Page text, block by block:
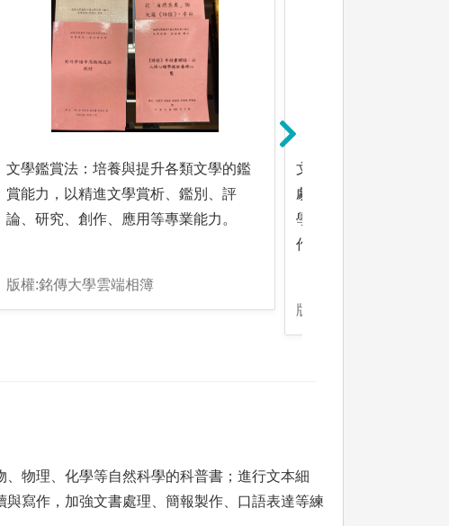
文學鑑賞法：培養與提升各類文學的鑑
賞能力，以精進文學賞析、鑑別、評
論、研究、創作、應用等專業能力。
版權:銘傳大學雲端相簿
文學寫作法：經由詩歌
劇本、腳本、繪本、傳
學、廣告文學等文體寫
作與傳播專業力。
版權:銘傳大學雲端相簿
物理、化學等自然科學的科普書；進行文本細
寫作，加強文書處理、簡報製作、口語表達等練